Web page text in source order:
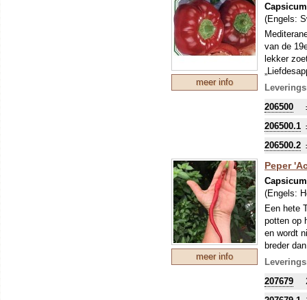
meer info
(Engels:
van de
lekker
206500
206500.1
206500.2
meer info
Peper
(Engels:
Een hete
potten op
en wordt
breder
plant is
water
vroege
207679